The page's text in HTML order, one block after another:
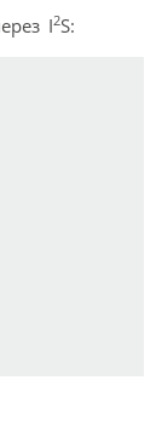
I2S: